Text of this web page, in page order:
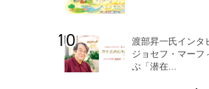
渡部昇一氏イン
ジョセフ・マーフ
ぶ「潜在...